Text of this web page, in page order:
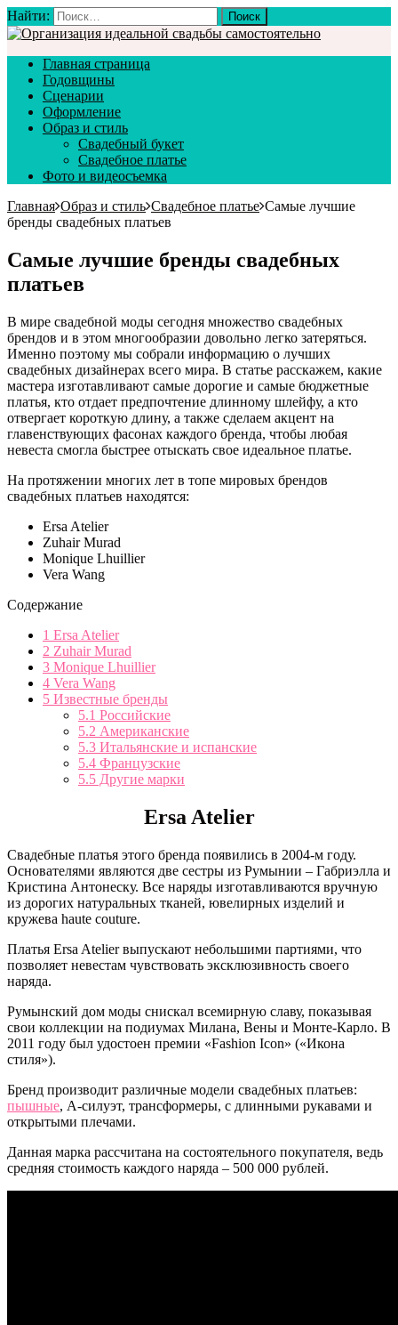
Найти:
Главная страница
Годовщины
Сценарии
Оформление
Образ и стиль
Свадебный букет
Свадебное платье
Фото и видеосъемка
Главная Образ и стиль Свадебное платье Самые лучшие
бренды свадебных платьев
Самые лучшие бренды свадебных
платьев
В мире свадебной моды сегодня множество свадебных
брендов и в этом многообразии довольно легко затеряться.
Именно поэтому мы собрали информацию о лучших
свадебных дизайнерах всего мира. В статье расскажем, какие
мастера изготавливают самые дорогие и самые бюджетные
платья, кто отдает предпочтение длинному шлейфу, а кто
отвергает короткую длину, а также сделаем акцент на
главенствующих фасонах каждого бренда, чтобы любая
невеста смогла быстрее отыскать свое идеальное платье.
На протяжении многих лет в топе мировых брендов
свадебных платьев находятся:
Ersa Atelier
Zuhair Murad
Monique Lhuillier
Vera Wang
Содержание
1 Ersa Atelier
2 Zuhair Murad
3 Monique Lhuillier
4 Vera Wang
5 Известные бренды
5.1 Российские
5.2 Американские
5.3 Итальянские и испанские
5.4 Французские
5.5 Другие марки
Ersa Atelier
Свадебные платья этого бренда появились в 2004-м году.
Основателями являются две сестры из Румынии – Габриэлла и
Кристина Антонеску. Все наряды изготавливаются вручную
из дорогих натуральных тканей, ювелирных изделий и
кружева haute couture.
Платья Ersa Atelier выпускают небольшими партиями, что
позволяет невестам чувствовать эксклюзивность своего
наряда.
Румынский дом моды снискал всемирную славу, показывая
свои коллекции на подиумах Милана, Вены и Монте-Карло. В
2011 году был удостоен премии «Fashion Icon» («Икона
стиля»).
Бренд производит различные модели свадебных платьев:
пышные, А-силуэт, трансформеры, с длинными рукавами и
открытыми плечами.
Данная марка рассчитана на состоятельного покупателя, ведь
средняя стоимость каждого наряда – 500 000 рублей.